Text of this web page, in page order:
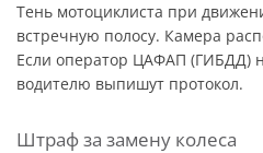
Тень мотоциклиста при
встречную полосу. Камера
Если оператор ЦАФАП (ГИБДД)
водителю выпишут протокол.
Штраф за замену колеса